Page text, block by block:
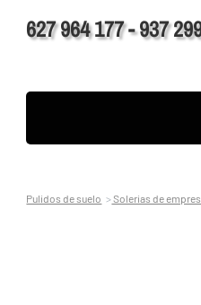
627 964 177 - 937
Pulidos de suelo Solerias de